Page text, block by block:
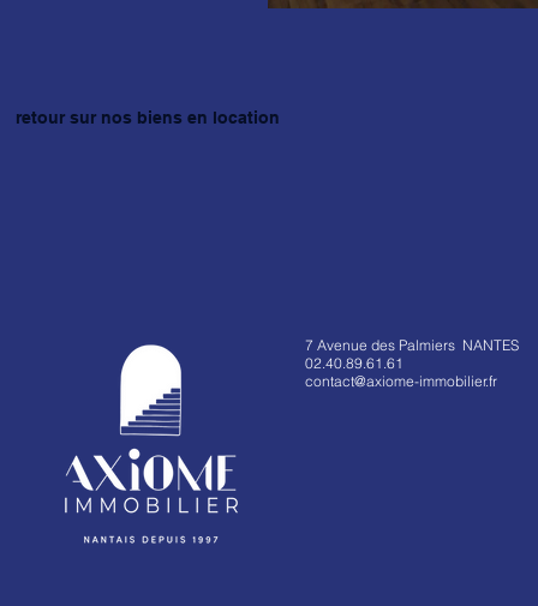
retour sur nos biens en location
7 Avenue des Palmiers NANTES
02.40.89.61.61
contact@axiome-immobilier.fr